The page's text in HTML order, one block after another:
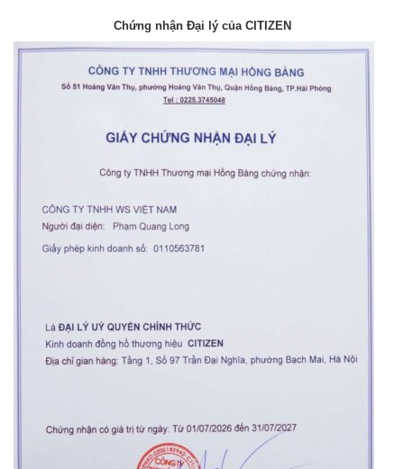
Chứng nhận Đại lý của CITIZEN